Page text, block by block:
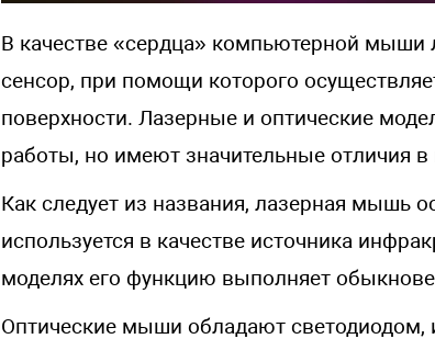
В качестве «сердца» компьютерной мыши
сенсор, при помощи которого
поверхности. Лазерные и оптические
работы, но имеют значительные отличия в
Как следует из названия, лазерная мышь
используется в качестве источника
моделях его функцию выполняет
Оптические мыши обладают